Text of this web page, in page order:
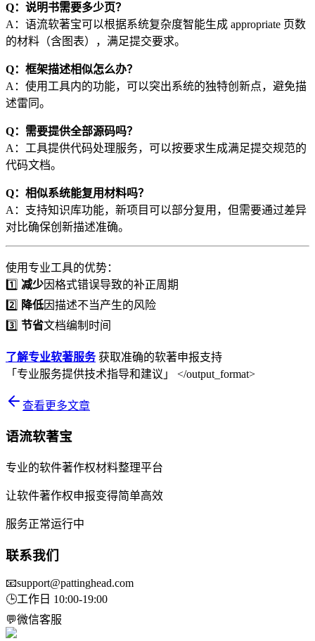
Q：说明书需要多少页？
A：语流软著宝可以根据系统复杂度智能生成 appropriate 页数
的材料（含图表），满足提交要求。
Q：框架描述相似怎么办？
A：使用工具内的功能，可以突出系统的独特创新点，避免描
述雷同。
Q：需要提供全部源码吗？
A：工具提供代码处理服务，可以按要求生成满足提交规范的
代码文档。
Q：相似系统能复用材料吗？
A：支持知识库功能，新项目可以部分复用，但需要通过差异
对比确保创新描述准确。
使用专业工具的优势：
1️⃣ 减少因格式错误导致的补正周期
2️⃣ 降低因描述不当产生的风险
3️⃣ 节省文档编制时间
了解专业软著服务获取准确的软著申报支持
「专业服务提供技术指导和建议」 </output_format>
查看更多文章
语流软著宝
专业的软件著作权材料整理平台
让软件著作权申报变得简单高效
服务正常运行中
联系我们
📧support@pattinghead.com
🕒工作日 10:00-19:00
💬微信客服